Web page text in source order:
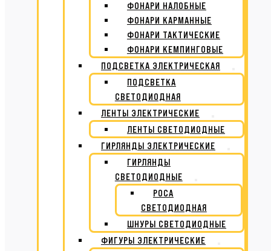
ФОНАРИ НАЛОБНЫЕ
ФОНАРИ КАРМАННЫЕ
ФОНАРИ ТАКТИЧЕСКИЕ
ФОНАРИ КЕМПИНГОВЫЕ
ПОДСВЕТКА ЭЛЕКТРИЧЕСКАЯ
ПОДСВЕТКА
СВЕТОДИОДНАЯ
ЛЕНТЫ ЭЛЕКТРИЧЕСКИЕ
ЛЕНТЫ СВЕТОДИОДНЫЕ
ГИРЛЯНДЫ ЭЛЕКТРИЧЕСКИЕ
ГИРЛЯНДЫ
СВЕТОДИОДНЫЕ
РОСА
СВЕТОДИОДНАЯ
ШНУРЫ СВЕТОДИОДНЫЕ
ФИГУРЫ ЭЛЕКТРИЧЕСКИЕ